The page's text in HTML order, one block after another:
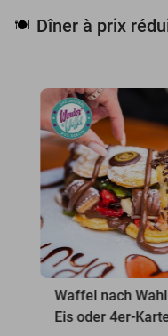
🍽️ Dîner à prix
Waffel nach
Eis oder 4er-